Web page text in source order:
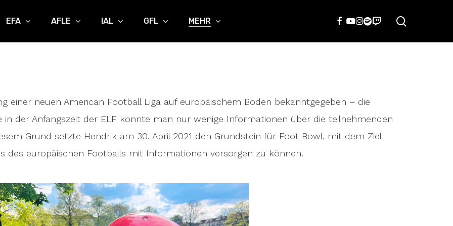
EFA AFLE IAL GFL MEHR FACEBOOK
YOUTUBE
INSTAGRAM
SPOTIFY
TWITCH
einer neuen American Football Liga auf europäischem Boden bekanntgegeben – die
in der Anfangszeit der ELF konnte man nur wenige Informationen über die teilnehmenden
Grund setzte Hendrik am 30. April 2021 den Grundstein für Foot Bowl, mit dem Ziel
des europäischen Footballs mit Informationen versorgen zu können.